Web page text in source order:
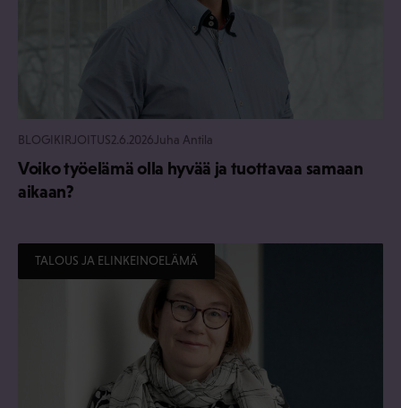
BLOGIKIRJOITUS2.6.2026 Juha Antila
Voiko työelämä olla hyvää ja tuottavaa samaan
aikaan?
TALOUS JA ELINKEINOELÄMÄ